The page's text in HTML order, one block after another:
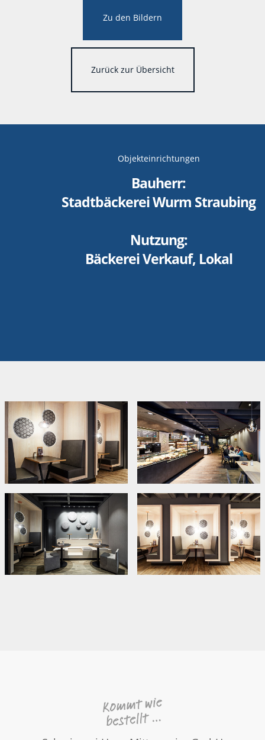
Zu den Bildern
Zurück zur Übersicht
Objekteinrichtungen
Bauherr:
Stadtbäckerei Wurm Straubing
Nutzung:
Bäckerei Verkauf, Lokal